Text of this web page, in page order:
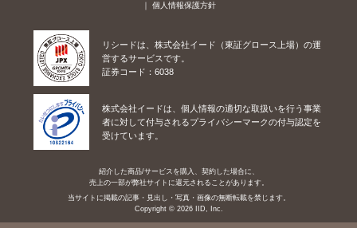
個人情報保護方針
リシードは、株式会社イード（東証グロース上場）の運
営するサービスです。
証券コード：6038
株式会社イードは、個人情報の適切な取扱いを行う事業
者に対して付与されるプライバシーマークの付与認定を
受けています。
紹介した商品/サービスを購入、契約した場合に、
売上の一部が弊社サイトに還元されることがあります。
当サイトに掲載の記事・見出し・写真・画像の無断転載を禁じます。
Copyright © 2026 IID, Inc.